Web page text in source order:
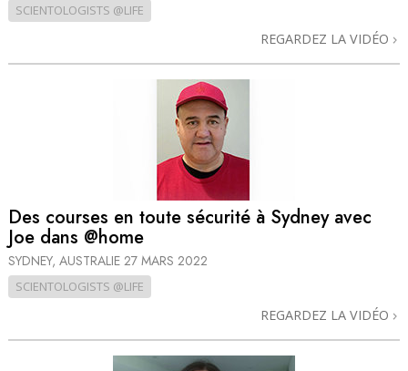
SCIENTOLOGISTS @LIFE
REGARDEZ LA VIDÉO
Des courses en toute sécurité à Sydney avec
Joe dans @home
SYDNEY, AUSTRALIE 27 MARS 2022
SCIENTOLOGISTS @LIFE
REGARDEZ LA VIDÉO